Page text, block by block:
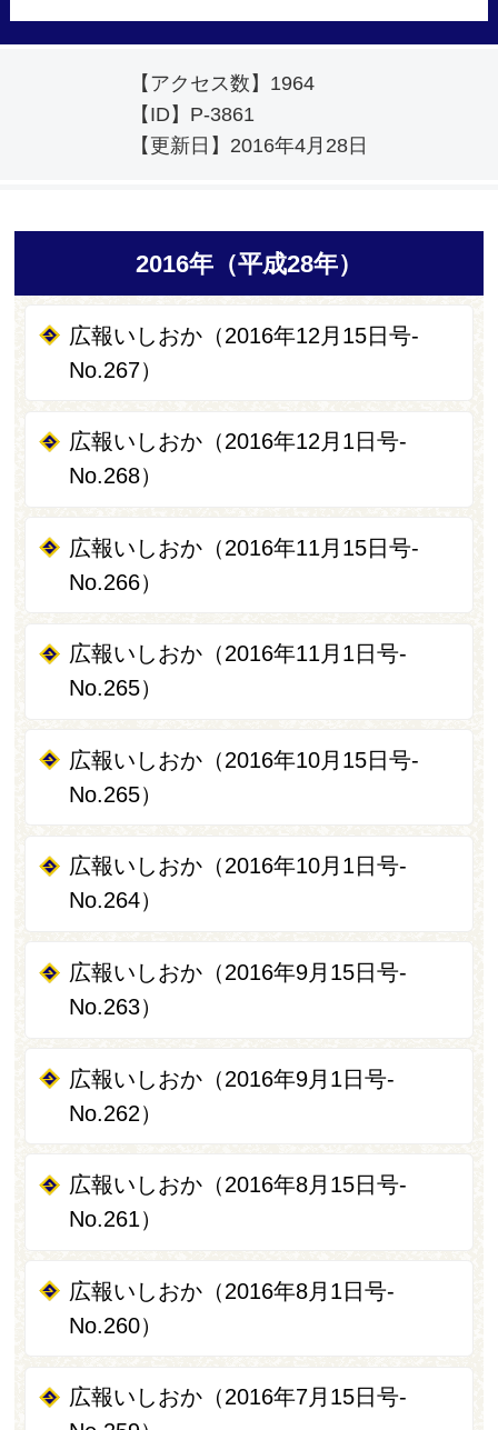
【アクセス数】 1964
【ID】 P-3861
【更新日】 2016年4月28日
2016年（平成28年）
広報いしおか（2016年12月15日号-
No.267）
広報いしおか（2016年12月1日号-
No.268）
広報いしおか（2016年11月15日号-
No.266）
広報いしおか（2016年11月1日号-
No.265）
広報いしおか（2016年10月15日号-
No.265）
広報いしおか（2016年10月1日号-
No.264）
広報いしおか（2016年9月15日号-
No.263）
広報いしおか（2016年9月1日号-
No.262）
広報いしおか（2016年8月15日号-
No.261）
広報いしおか（2016年8月1日号-
No.260）
広報いしおか（2016年7月15日号-